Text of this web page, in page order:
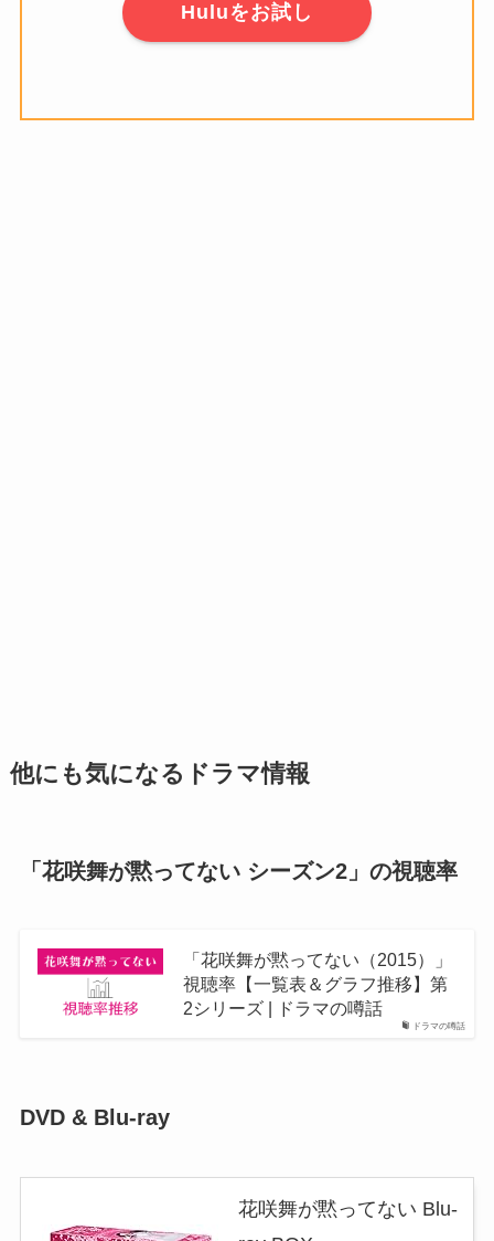
Huluをお試し
他にも気になるドラマ情報
「花咲舞が黙ってない シーズン2」の視聴率
ドラマの噂話
「花咲舞が黙ってない（2015）」
視聴率【一覧表＆グラフ推移】第
2シリーズ | ドラマの噂話
DVD & Blu-ray
花咲舞が黙ってない Blu-